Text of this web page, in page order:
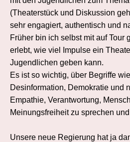
(Theaterstück und Diskussion
sehr engagiert, authentisch und
Früher bin ich selbst mit auf Tour
erlebt, wie viel Impulse ein
Jugendlichen geben kann.
Es ist so wichtig, über Begriffe
Desinformation, Demokratie und
Empathie, Verantwortung,
Meinungsfreiheit zu sprechen
Unsere neue Regierung hat ja